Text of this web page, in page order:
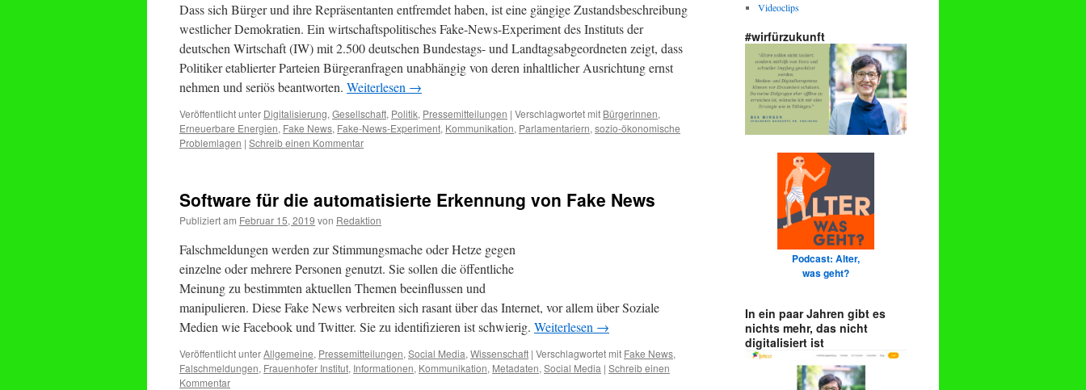
Dass sich Bürger und ihre Repräsentanten entfremdet haben, ist eine gängige Zustandsbeschreibung
westlicher Demokratien. Ein wirtschaftspolitisches Fake-News-Experiment des Instituts der
deutschen Wirtschaft (IW) mit 2.500 deutschen Bundestags- und Landtagsabgeordneten zeigt, dass
Politiker etablierter Parteien Bürgeranfragen unabhängig von deren inhaltlicher Ausrichtung ernst
nehmen und seriös beantworten. Weiterlesen →
Veröffentlicht unter Digitalisierung, Gesellschaft, Politik, Pressemitteilungen | Verschlagwortet mit Bürgerinnen,
Erneuerbare Energien, Fake News, Fake-News-Experiment, Kommunikation, Parlamentariern, sozio-ökonomische
Problemlagen | Schreib einen Kommentar
Software für die automatisierte Erkennung von Fake News
Publiziert am Februar 15, 2019 von Redaktion
Falschmeldungen werden zur Stimmungsmache oder Hetze gegen
einzelne oder mehrere Personen genutzt. Sie sollen die öffentliche
Meinung zu bestimmten aktuellen Themen beeinflussen und
manipulieren. Diese Fake News verbreiten sich rasant über das Internet, vor allem über Soziale
Medien wie Facebook und Twitter. Sie zu identifizieren ist schwierig. Weiterlesen →
Veröffentlicht unterAllgemeine, Pressemitteilungen, Social Media, Wissenschaft | Verschlagwortet mit Fake News,
Falschmeldungen, Frauenhofer Institut, Informationen, Kommunikation, Metadaten, Social Media | Schreib einen
Kommentar
Videoclips
#wirfürzukunft
Podcast: Alter,
was geht?
In ein paar Jahren gibt es
nichts mehr, das nicht
digitalisiert ist